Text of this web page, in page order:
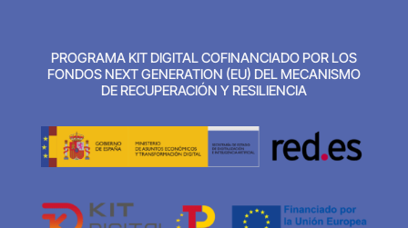
PROGRAMA KIT DIGITAL COFINANCIADO POR LOS
FONDOS NEXT GENERATION (EU) DEL MECANISMO
DE RECUPERACIÓN Y RESILIENCIA